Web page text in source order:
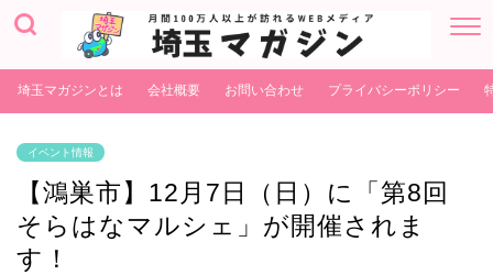
埼玉マガジンとは 会社概要 お問い合わせ プライバシーポリシー
イベント情報
【鴻巣市】12月7日（日）に「第8回
そらはなマルシェ」が開催されま
す！